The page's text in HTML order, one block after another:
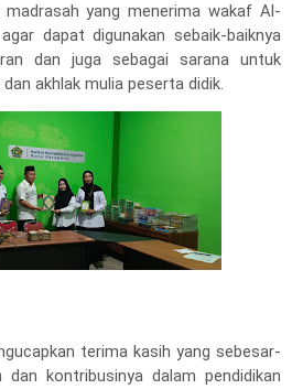
madrasah yang menerima wakaf Al-
dapat digunakan sebaik-baiknya
dan juga sebagai sarana untuk
akhlak mulia peserta didik.
terima kasih yang sebesar-
dan kontribusinya dalam pendidikan